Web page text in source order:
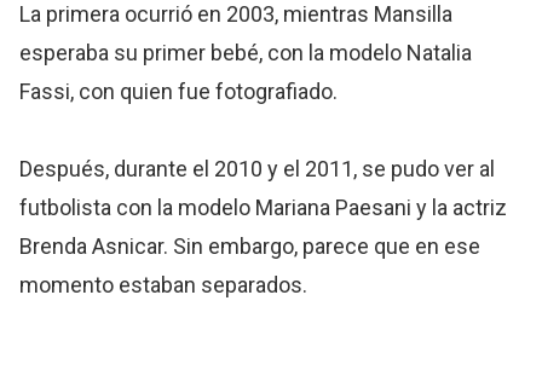
La primera ocurrió en 2003, mientras Mansilla
esperaba su primer bebé, con la modelo Natalia
Fassi, con quien fue fotografiado.
Después, durante el 2010 y el 2011, se pudo ver al
futbolista con la modelo Mariana Paesani y la actriz
Brenda Asnicar. Sin embargo, parece que en ese
momento estaban separados.